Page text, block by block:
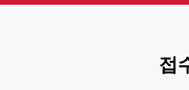
접